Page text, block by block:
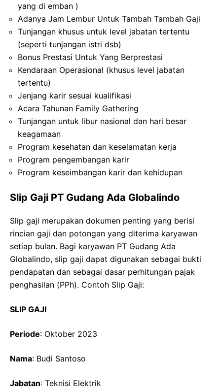
yang di emban )
Adanya Jam Lembur Untuk Tambah Tambah Gaji
Tunjangan khusus untuk level jabatan tertentu
(seperti tunjangan istri dsb)
Bonus Prestasi Untuk Yang Berprestasi
Kendaraan Operasional (khusus level jabatan
tertentu)
Jenjang karir sesuai kualifikasi
Acara Tahunan Family Gathering
Tunjangan untuk libur nasional dan hari besar
keagamaan
Program kesehatan dan keselamatan kerja
Program pengembangan karir
Program keseimbangan karir dan kehidupan
Slip Gaji PT Gudang Ada Globalindo
Slip gaji merupakan dokumen penting yang berisi
rincian gaji dan potongan yang diterima karyawan
setiap bulan. Bagi karyawan PT Gudang Ada
Globalindo, slip gaji dapat digunakan sebagai bukti
pendapatan dan sebagai dasar perhitungan pajak
penghasilan (PPh). Contoh Slip Gaji:
SLIP GAJI
Periode: Oktober 2023
Nama: Budi Santoso
Jabatan: Teknisi Elektrik